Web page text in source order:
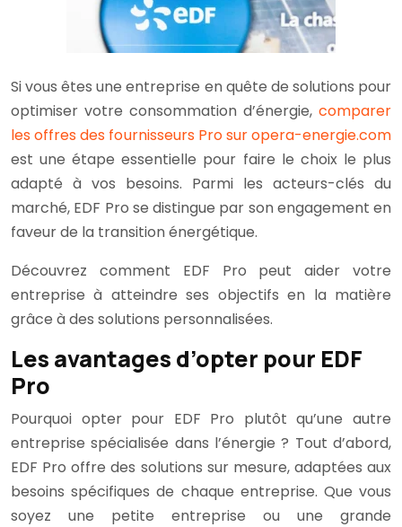
Si vous êtes une entreprise en quête de solutions pour
optimiser votre consommation d’énergie, comparer
les offres des fournisseurs Pro sur opera-energie.com
est une étape essentielle pour faire le choix le plus
adapté à vos besoins. Parmi les acteurs-clés du
marché, EDF Pro se distingue par son engagement en
faveur de la transition énergétique.
Découvrez comment EDF Pro peut aider votre
entreprise à atteindre ses objectifs en la matière
grâce à des solutions personnalisées.
Les avantages d’opter pour EDF
Pro
Pourquoi opter pour EDF Pro plutôt qu’une autre
entreprise spécialisée dans l’énergie ? Tout d’abord,
EDF Pro offre des solutions sur mesure, adaptées aux
besoins spécifiques de chaque entreprise. Que vous
soyez une petite entreprise ou une grande